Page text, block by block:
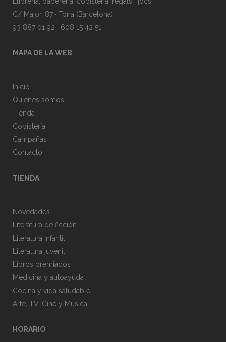
C/ Major, 87 · Tona (Barcelona)
93 887 01 92 · 608 15 42 51
MAPA DE LA WEB
Inicio
Quiénes somos
Tienda
Copistería
Campañas
Contacto
TIENDA
Novedades
Literatura de ficción
Literatura infantil
Literatura juvenil
Libros premiados
Medicina y autoayuda
Cocina y vida saludable
Arte, TV, Cine y Música
HORARIO